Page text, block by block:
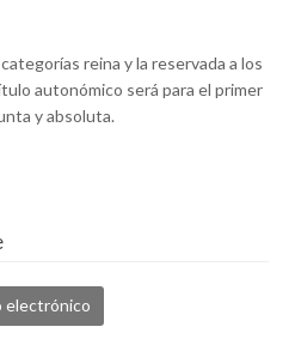
reina y la reservada a los
autonómico será para el primer
y absoluta.
electrónico